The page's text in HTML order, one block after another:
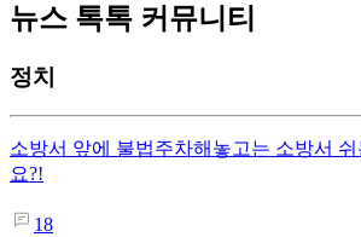
뉴스 톡톡 커뮤니티
정치
소방서 앞에 불법주차해놓고는 소방서
요?!
18